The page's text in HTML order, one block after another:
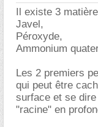
Il existe 3
Javel,
Péroxyde,
Ammonium
Les 2 premiers
qui peut être
surface et se
"racine" en